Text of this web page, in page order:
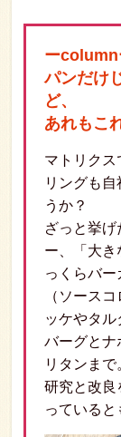
ーcolumn
パンだけ
ど、
あれもこ
マトリクス
リングも
うか？
ざっと挙
ー、「大き
っくらバ
（ソース
ッケやタ
バーグとナ
リタンまで
研究と改良
っていると